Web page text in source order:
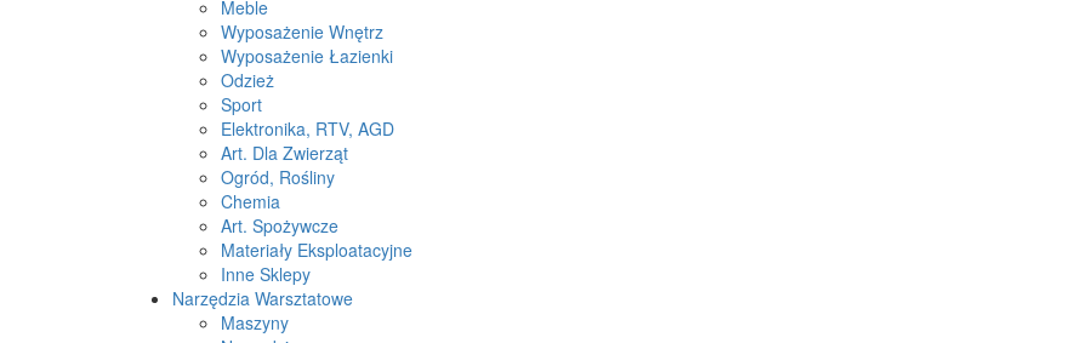
Meble
Wyposażenie Wnętrz
Wyposażenie Łazienki
Odzież
Sport
Elektronika, RTV, AGD
Art. Dla Zwierząt
Ogród, Rośliny
Chemia
Art. Spożywcze
Materiały Eksploatacyjne
Inne Sklepy
Narzędzia Warsztatowe
Maszyny